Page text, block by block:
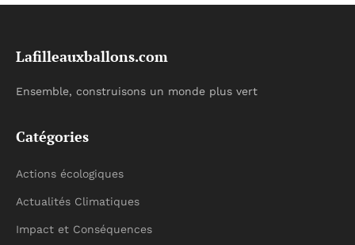
Lafilleauxballons.com
Ensemble, construisons un monde plus vert
Catégories
Actions écologiques
Actualités Climatiques
Impact et Conséquences